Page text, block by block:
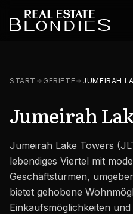
Off-Plan Projekte
Off-Plan Resale
Bestandsimmobilien
Dienstleistungen
START GEBIETE JUMEIRAH
Jumeirah
Jumeirah Lake Towers
lebendiges Viertel mit
Geschäftstürmen,
bietet gehobene
Einkaufsmöglichkeiten